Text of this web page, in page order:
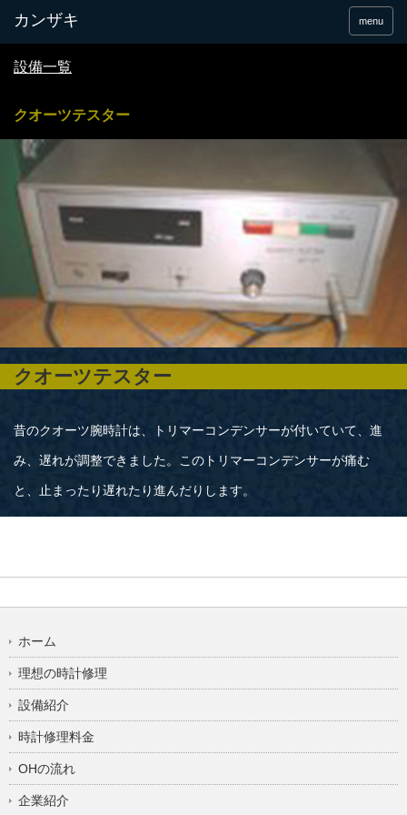
menu
設備一覧
クオーツテスター
クオーツテスター
昔のクオーツ腕時計は、トリマーコンデンサーが付いていて、進
み、遅れが調整できました。このトリマーコンデンサーが痛む
と、止まったり遅れたり進んだりします。
ホーム
理想の時計修理
設備紹介
時計修理料金
OHの流れ
企業紹介